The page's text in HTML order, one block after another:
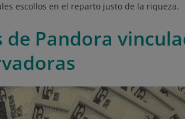
escollos en el reparto justo de la riqueza.
de Pandora